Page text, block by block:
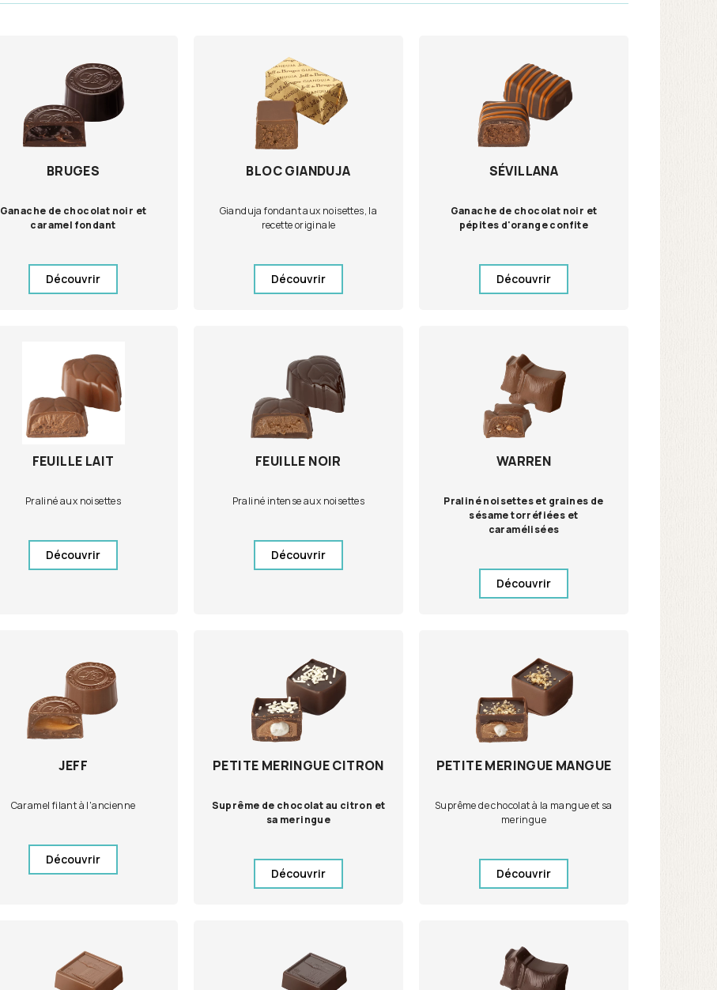
BRUGES
Ganache de chocolat noir et
caramel fondant
Découvrir
BLOC GIANDUJA
Gianduja fondant aux noisettes, la
recette originale
Découvrir
SÉVILLANA
Ganache de chocolat noir et
pépites d'orange confite
Découvrir
FEUILLE LAIT
Praliné aux noisettes
Découvrir
FEUILLE NOIR
Praliné intense aux noisettes
Découvrir
WARREN
Praliné noisettes et graines de
sésame torréfiées et
caramélisées
Découvrir
JEFF
Caramel filant à l'ancienne
Découvrir
PETITE MERINGUE CITRON
Suprême de chocolat au citron et
sa meringue
Découvrir
PETITE MERINGUE MANGUE
Suprême de chocolat à la mangue et sa
meringue
Découvrir